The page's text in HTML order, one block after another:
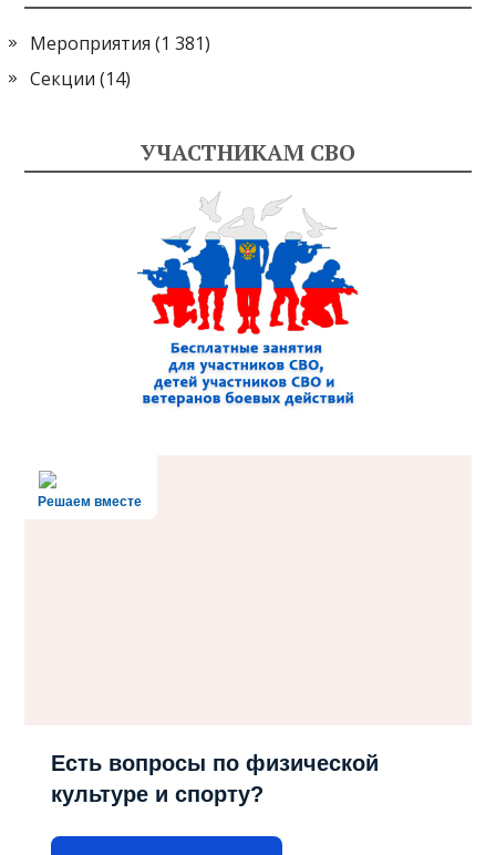
Мероприятия (1 381)
Секции (14)
УЧАСТНИКАМ СВО
Решаем вместе
Есть вопросы по физической
культуре и спорту?